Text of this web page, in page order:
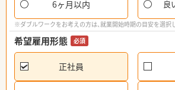
6ヶ月以内 良
※ダブルワークをお考えの方は、就業開始時期の目安を選択
希望雇用形態 必須
正社員